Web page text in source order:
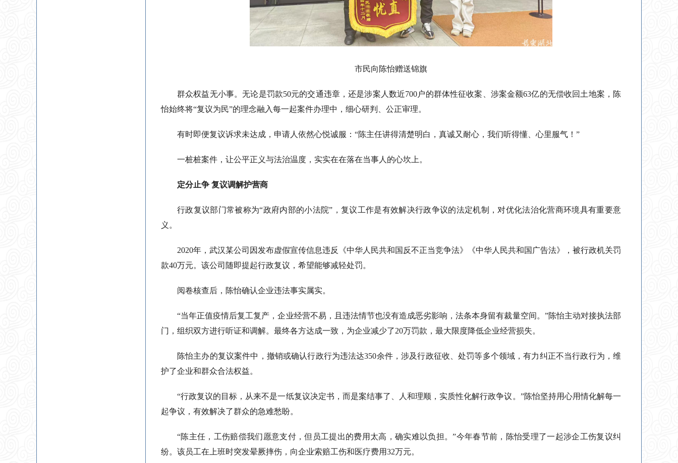
市民向陈怡赠送锦旗
群众权益无小事。无论是罚款50元的交通违章，还是涉案人数近700户的群体性征收案、涉案金额63亿的无偿收回土地案，陈
怡始终将“复议为民”的理念融入每一起案件办理中，细心研判、公正审理。
有时即便复议诉求未达成，申请人依然心悦诚服：“陈主任讲得清楚明白，真诚又耐心，我们听得懂、心里服气！”
一桩桩案件，让公平正义与法治温度，实实在在落在当事人的心坎上。
定分止争 复议调解护营商
行政复议部门常被称为“政府内部的小法院”，复议工作是有效解决行政争议的法定机制，对优化法治化营商环境具有重要意
义。
2020年，武汉某公司因发布虚假宣传信息违反《中华人民共和国反不正当竞争法》《中华人民共和国广告法》，被行政机关罚
款40万元。该公司随即提起行政复议，希望能够减轻处罚。
阅卷核查后，陈怡确认企业违法事实属实。
“当年正值疫情后复工复产，企业经营不易，且违法情节也没有造成恶劣影响，法条本身留有裁量空间。”陈怡主动对接执法部
门，组织双方进行听证和调解。最终各方达成一致，为企业减少了20万罚款，最大限度降低企业经营损失。
陈怡主办的复议案件中，撤销或确认行政行为违法达350余件，涉及行政征收、处罚等多个领域，有力纠正不当行政行为，维
护了企业和群众合法权益。
“行政复议的目标，从来不是一纸复议决定书，而是案结事了、人和理顺，实质性化解行政争议。”陈怡坚持用心用情化解每一
起争议，有效解决了群众的急难愁盼。
“陈主任，工伤赔偿我们愿意支付，但员工提出的费用太高，确实难以负担。”今年春节前，陈怡受理了一起涉企工伤复议纠
纷。该员工在上班时突发晕厥摔伤，向企业索赔工伤和医疗费用32万元。